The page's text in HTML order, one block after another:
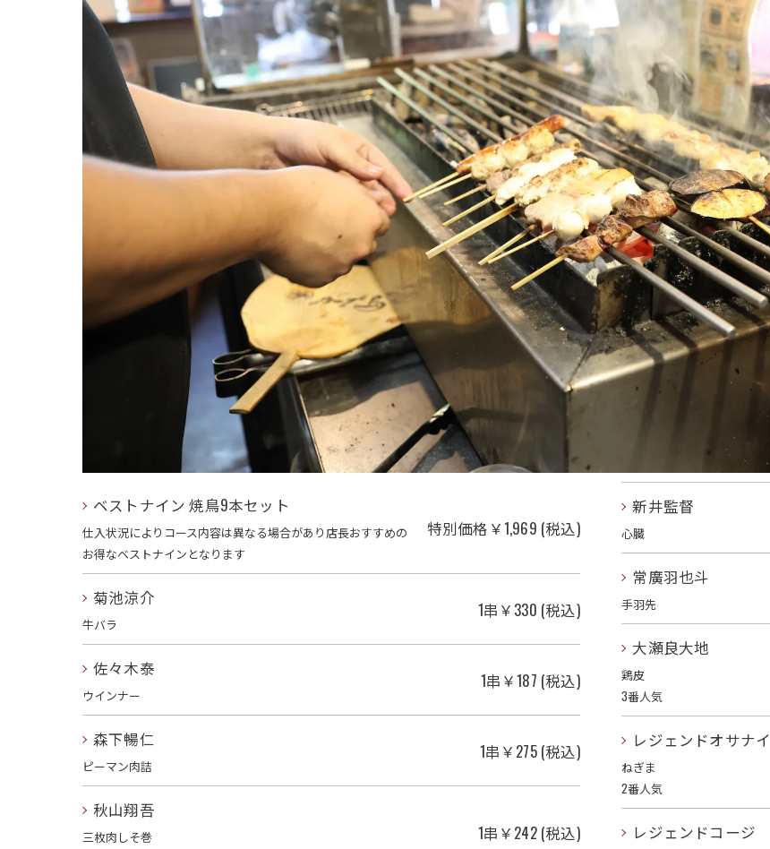
ベストナイン 焼鳥9本セット
仕入状況によりコース内容は異なる場合があり店長おすすめの
お得なベストナインとなります
特別価格￥1,969 (税込)
新井監督
心臓
常廣羽也斗
手羽先
菊池涼介
牛バラ
1串￥330 (税込)
大瀬良大地
鶏皮
3番人気
佐々木泰
ウインナー
1串￥187 (税込)
森下暢仁
ピーマン肉詰
1串￥275 (税込) レジェンドオサナイ
ねぎま
2番人気
秋山翔吾
三枚肉しそ巻
1串￥242 (税込) レジェンドコージ
お気軽にご予約ください